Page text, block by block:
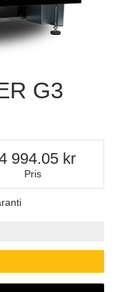
G3
Pris
994.05